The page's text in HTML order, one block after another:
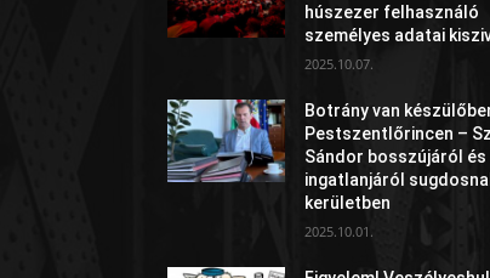
húszezer felhasználó
személyes adatai
2025.10.07.
Botrány van
Pestszentlőrincen –
Sándor bosszújáról
ingatlanjáról
kerületben
2025.10.01.